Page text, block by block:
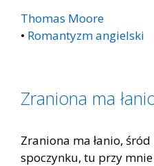
Thomas Moore
• Romantyzm angielski
Zraniona ma
Zraniona ma łanio,
spoczynku, tu przy